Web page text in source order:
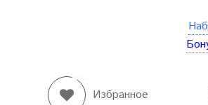
Избранное